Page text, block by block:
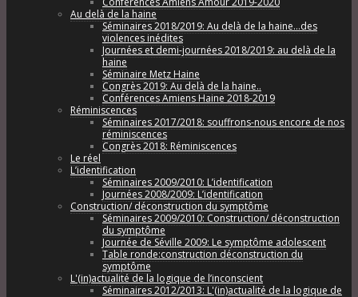
Au delà de la haine
Séminaires 2018/2019: Au delà de la haine…des
violences inédites
Journées et demi-journées 2018/2019: au delà de la
haine
Séminaire Metz Haine
Congrès 2019: Au delà de la haine..
Conférences Amiens Haine 2018-2019
Réminiscences
Séminaires 2017/2018: souffrons-nous encore de nos
réminiscences
Congrès 2018: Réminiscences
Le réel
L’identification
Séminaires 2009/2010: L’identification
Journées 2008/2009: L’identification
Construction/ déconstruction du symptôme
Séminaires 2009/2010: Construction/ déconstruction
du symptôme
Journée de Séville 2009: Le symptôme adolescent
Table ronde:construction déconstruction du
symptôme
L'(in)actualité de la logique de l’inconscient
Séminaires 2012/2013: L'(in)actualité de la logique de